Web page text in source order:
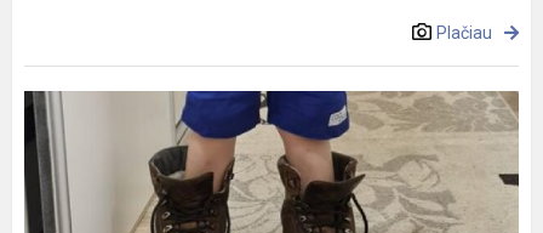
Plačiau
,,Aš
su
tėčio
ar
mamos